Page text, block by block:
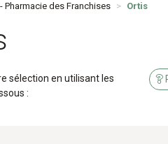
Pharmacie des Franchises Ortis
sélection en utilisant les
: